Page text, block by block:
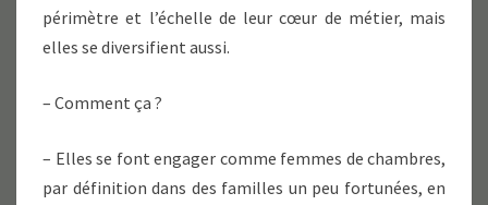
périmètre et l’échelle de leur cœur de métier, mais
elles se diversifient aussi.
– Comment ça ?
– Elles se font engager comme femmes de chambres,
par définition dans des familles un peu fortunées, en